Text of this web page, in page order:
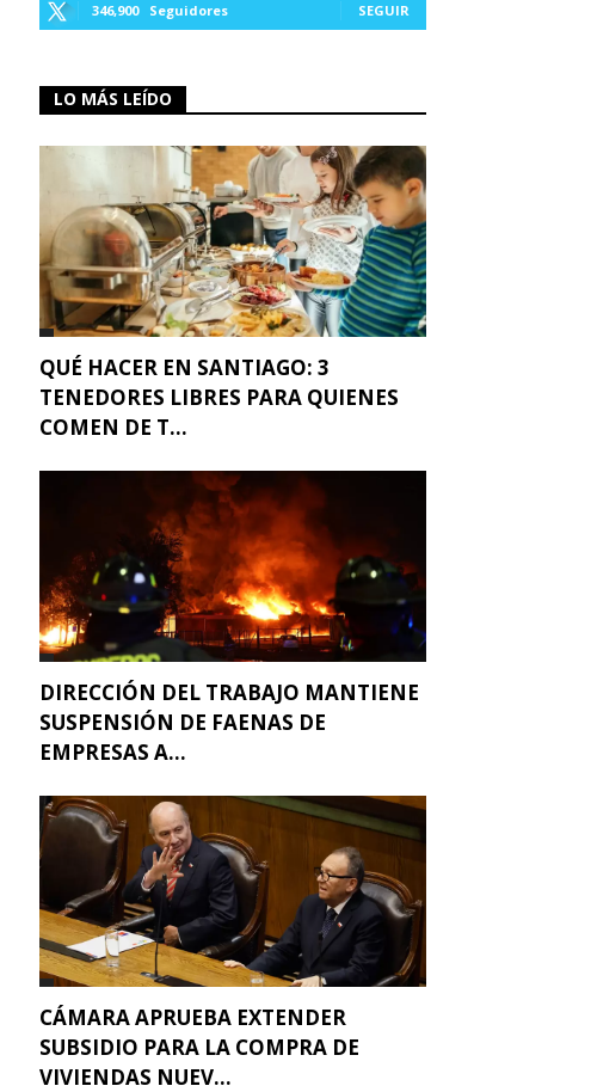
346,900 Seguidores SEGUIR
LO MÁS LEÍDO
QUÉ HACER EN SANTIAGO: 3
TENEDORES LIBRES PARA QUIENES
COMEN DE T...
DIRECCIÓN DEL TRABAJO MANTIENE
SUSPENSIÓN DE FAENAS DE
EMPRESAS A...
CÁMARA APRUEBA EXTENDER
SUBSIDIO PARA LA COMPRA DE
VIVIENDAS NUEV...